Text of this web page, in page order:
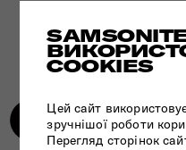
COOKIES
Цей сайт
зручнішої роботи
Перегляд сторінок